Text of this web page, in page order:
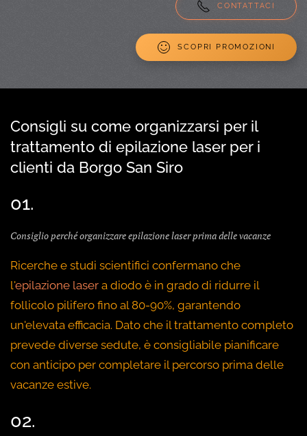
CONTATTACI
SCOPRI PROMOZIONI
Consigli su come organizzarsi per il
trattamento di epilazione laser per i
clienti da Borgo San Siro
01.
Consiglio perché organizzare epilazione laser prima delle vacanze
Ricerche e studi scientifici confermano che
l'epilazione laser a diodo è in grado di ridurre il
follicolo pilifero fino al 80-90%, garantendo
un'elevata efficacia. Dato che il trattamento completo
prevede diverse sedute, è consigliabile pianificare
con anticipo per completare il percorso prima delle
vacanze estive.
02.